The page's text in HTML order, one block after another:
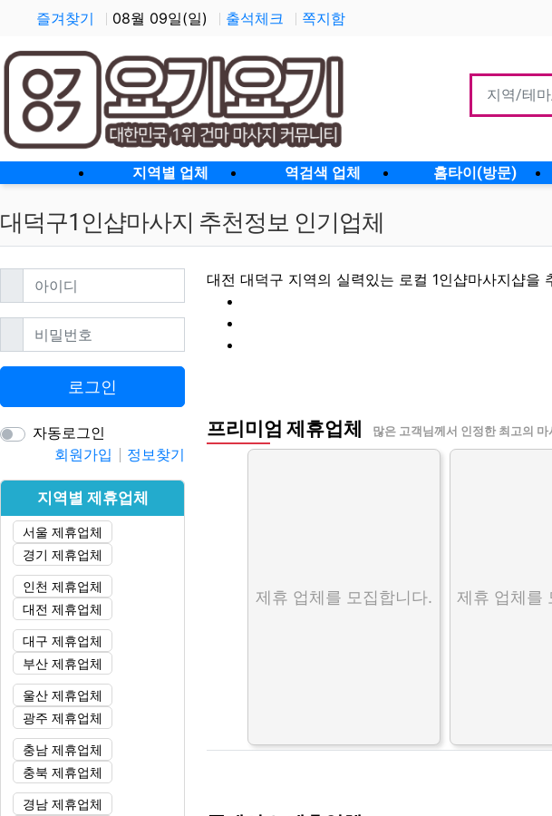
즐겨찾기 08월 09일(일) 출석체크 쪽지함
지역별 업체 역검색 업체 홈타이(방문)
대덕구1인샵마사지 추천정보 인기업체
대전 대덕구 지역의 실력있는 로컬 1인샵마사지샵을
프리미엄 제휴업체 많은 고객님께서 인정한 최고의 마
제휴 업체를 모집합니다. 제휴 업체를
아이디필수
비밀번호필수
로그인
자동로그인
회원가입
정보찾기
지역별 제휴업체
서울 제휴업체
경기 제휴업체
인천 제휴업체
대전 제휴업체
대구 제휴업체
부산 제휴업체
울산 제휴업체
광주 제휴업체
충남 제휴업체
충북 제휴업체
경남 제휴업체